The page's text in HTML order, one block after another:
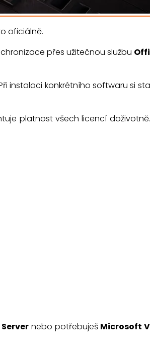
oficiálně.
přes užitečnou službu
instalaci konkrétního softwaru si
platnost všech licencí
nebo potřebuješ Microsoft